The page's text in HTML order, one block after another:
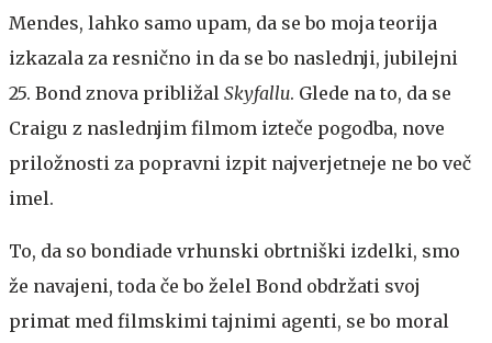
Mendes, lahko samo upam, da se bo moja teorija
izkazala za resnično in da se bo naslednji, jubilejni
25. Bond znova približal Skyfallu. Glede na to, da se
Craigu z naslednjim filmom izteče pogodba, nove
priložnosti za popravni izpit najverjetneje ne bo več
imel.
To, da so bondiade vrhunski obrtniški izdelki, smo
že navajeni, toda če bo želel Bond obdržati svoj
primat med filmskimi tajnimi agenti, se bo moral